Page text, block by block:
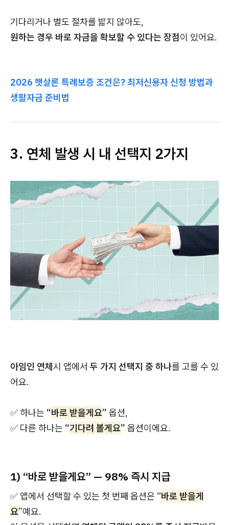
기다리거나 별도 절차를 밟지 않아도,
원하는 경우 바로 자금을 확보할 수 있다는 장점이 있어요.
2026 햇살론 특례보증 조건은? 최저신용자 신청 방법과
생활자금 준비법
3. 연체 발생 시 내 선택지 2가지
아임인 연체시 앱에서두 가지 선택지 중 하나를 고를 수 있
어요.
✅ 하나는 “바로 받을게요” 옵션,
✅ 다른 하나는 “기다려 볼게요” 옵션이에요.
1) “바로 받을게요” — 98% 즉시 지급
✅ 앱에서 선택할 수 있는 첫 번째 옵션은 “바로 받을게
요”예요.